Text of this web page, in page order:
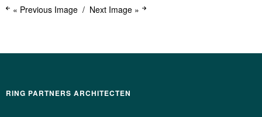
« Previous Image Next Image »
RING PARTNERS ARCHITECTEN